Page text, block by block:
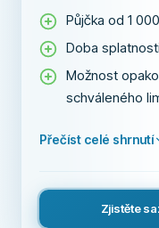
Půjčka od 1
Doba
Možnost
schváleného
Přečíst celé shrnutí
Zjistěte